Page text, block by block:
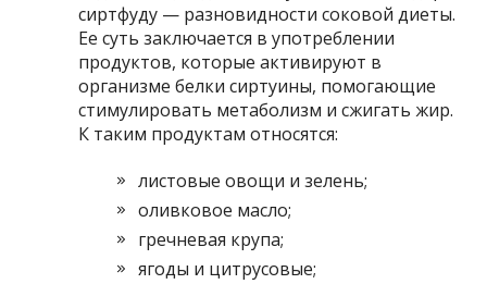
сиртфуду — разновидности соковой диеты.
Ее суть заключается в употреблении
продуктов, которые активируют в
организме белки сиртуины, помогающие
стимулировать метаболизм и сжигать жир.
К таким продуктам относятся:
листовые овощи и зелень;
оливковое масло;
гречневая крупа;
ягоды и цитрусовые;